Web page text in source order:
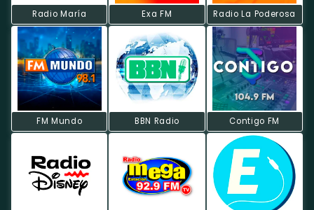
Radio María Exa FM Radio La Poderosa
FM Mundo BBN Radio Contigo FM